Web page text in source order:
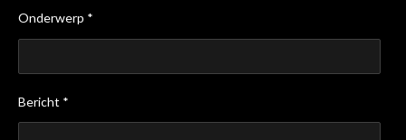
Onderwerp *
Bericht *